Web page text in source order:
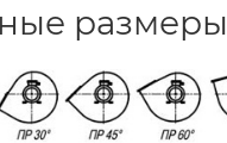
размеры